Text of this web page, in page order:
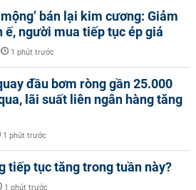
mộng’ bán lại kim cương: Giảm
ế, người mua tiếp tục ép giá
1 phút trước
đầu bơm ròng gần 25.000
lãi suất liên ngân hàng tăng
1 phút trước
tiếp tục tăng trong tuần này?
1 phút trước